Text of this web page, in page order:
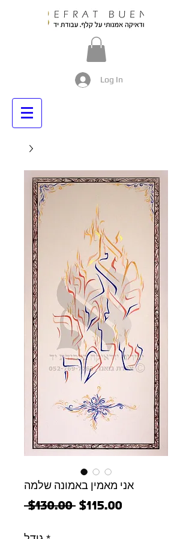
Log In
אני מאמין באמונה שלמה
$130.00 מחיר
$115.00מחיר